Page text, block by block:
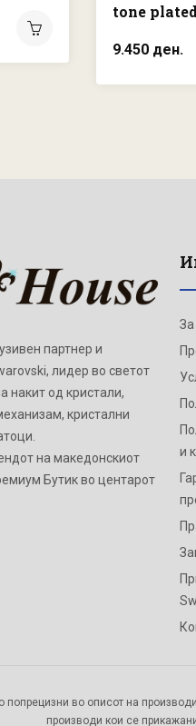
tone
9.450 ден.
партнер и
лидер во светот
накит од кристали,
кристални
на македонскиот
Бутик во центарот
и
во описот на
производи кои се